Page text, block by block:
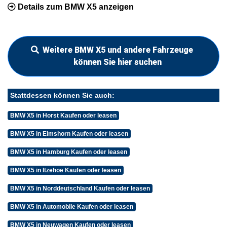
Details zum BMW X5 anzeigen
Weitere BMW X5 und andere Fahrzeuge
können Sie hier suchen
Stattdessen können Sie auch:
BMW X5 in Horst Kaufen oder leasen
BMW X5 in Elmshorn Kaufen oder leasen
BMW X5 in Hamburg Kaufen oder leasen
BMW X5 in Itzehoe Kaufen oder leasen
BMW X5 in Norddeutschland Kaufen oder leasen
BMW X5 in Automobile Kaufen oder leasen
BMW X5 in Neuwagen Kaufen oder leasen